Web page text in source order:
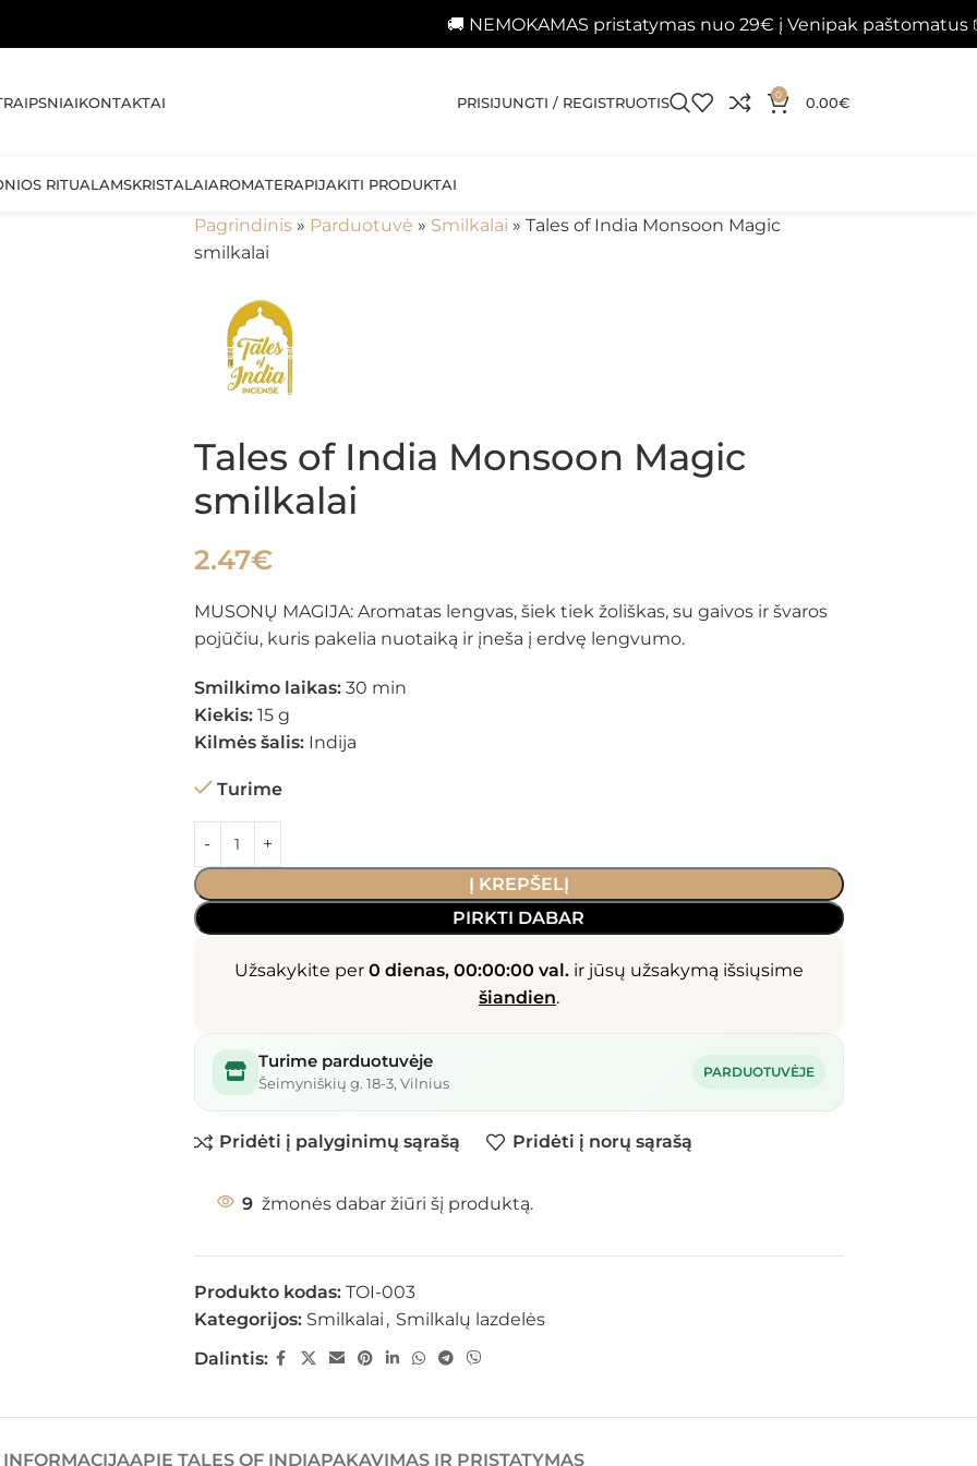
🚚 NEMOKAMAS pristatymas nuo 29€ į Venipak paštomatus 📦
KONTAKTAI PRISIJUNGTI / REGISTRUOTIS 0 0.00€
RITUALAMSKRISTALAIAROMATERAPIJAKITI PRODUKTAI
Pagrindinis» Parduotuvė » Smilkalai » Tales of India Monsoon Magic
smilkalai
Tales of India Monsoon Magic
smilkalai
2.47€
MUSONŲ MAGIJA: Aromatas lengvas, šiek tiek žoliškas, su gaivos ir švaros
pojūčiu, kuris pakelia nuotaiką ir įneša į erdvę lengvumo.
Smilkimo laikas: 30 min
Kiekis: 15 g
Kilmės šalis: Indija
Turime
Į KREPŠELĮ
PIRKTI DABAR
Užsakykite per 0 dienas, 00:00:00 val.ir jūsų užsakymą išsiųsime
šiandien.
Turime parduotuvėje
Šeimyniškių g. 18-3, Vilnius
PARDUOTUVĖJE
Pridėti į palyginimų sąrašą Pridėti į norų sąrašą
9 žmonės dabar žiūri šį produktą.
Produkto kodas: TOI-003
Kategorijos: Smilkalai , Smilkalų lazdelės
Dalintis:
APIE TALES OF INDIAPAKAVIMAS IR PRISTATYMAS